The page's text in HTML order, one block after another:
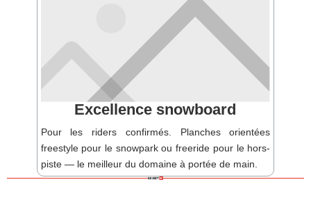
Excellence snowboard
Pour les riders confirmés. Planches orientées
freestyle pour le snowpark ou freeride pour le hors-
piste — le meilleur du domaine à portée de main.